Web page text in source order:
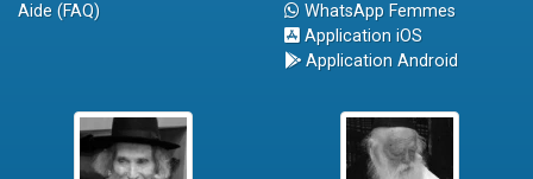
Aide (FAQ)
WhatsApp Femmes
Application iOS
Application Android